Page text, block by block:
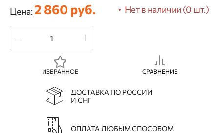
Нет в наличии (0 шт.)
Цена:2 860 руб.
ИЗБРАННОЕ СРАВНЕНИЕ
ДОСТАВКА ПО РОССИИ
И СНГ
ОПЛАТА ЛЮБЫМ СПОСОБОМ